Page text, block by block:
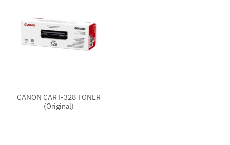
CANON CART-328 TONER
(Original)